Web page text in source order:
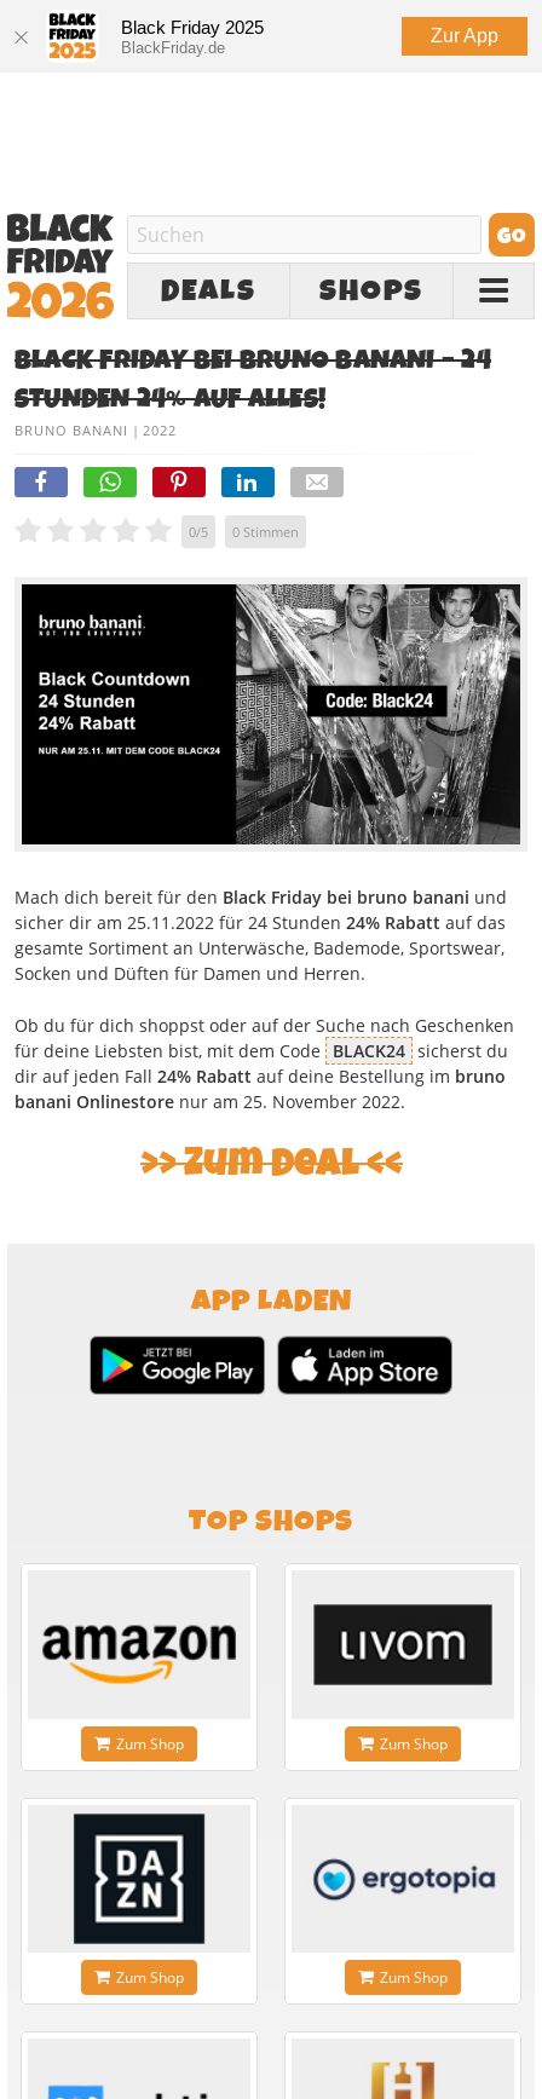
Black Friday 2025
BlackFriday.de
Zur App
DEALS SHOPS
BLACK FRIDAY BEI BRUNO BANANI – 24
STUNDEN 24% AUF ALLES!
BRUNO BANANI | 2022
0/5 0 Stimmen
Mach dich bereit für den Black Friday bei bruno banani und
sicher dir am 25.11.2022 für 24 Stunden 24% Rabatt auf das
gesamte Sortiment an Unterwäsche, Bademode, Sportswear,
Socken und Düften für Damen und Herren.
Ob du für dich shoppst oder auf der Suche nach Geschenken
für deine Liebsten bist, mit dem Code
BLACK24 sicherst du
dir auf jeden Fall 24% Rabatt auf deine Bestellung im bruno
banani Onlinestore nur am 25. November 2022.
Zum Deal
APP LADEN
TOP SHOPS
Zum Shop Zum Shop
Zum Shop Zum Shop